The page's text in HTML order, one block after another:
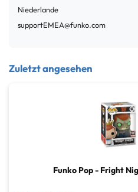
Niederlande
supportEMEA@funko.com
Zuletzt angesehen
Funko Pop - Fright